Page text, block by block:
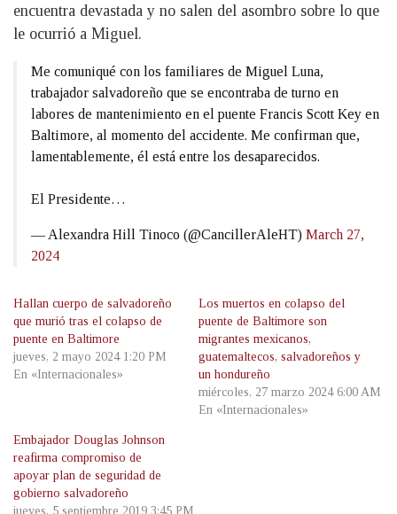
encuentra devastada y no salen del asombro sobre lo que
le ocurrió a Miguel.
Me comuniqué con los familiares de Miguel Luna,
trabajador salvadoreño que se encontraba de turno en
labores de mantenimiento en el puente Francis Scott Key en
Baltimore, al momento del accidente. Me confirman que,
lamentablemente, él está entre los desaparecidos.
El Presidente…
— Alexandra Hill Tinoco (@CancillerAleHT) March 27,
2024
Hallan cuerpo de salvadoreño
que murió tras el colapso de
puente en Baltimore
jueves, 2 mayo 2024 1:20 PM
En «Internacionales»
Los muertos en colapso del
puente de Baltimore son
migrantes mexicanos,
guatemaltecos, salvadoreños y
un hondureño
miércoles, 27 marzo 2024 6:00 AM
En «Internacionales»
Embajador Douglas Johnson
reafirma compromiso de
apoyar plan de seguridad de
gobierno salvadoreño
jueves, 5 septiembre 2019 3:45 PM